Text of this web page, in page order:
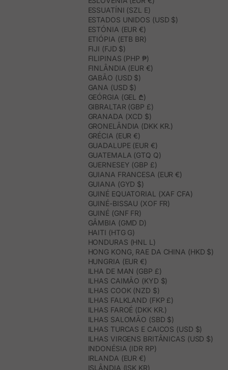
ESSUATÍNI (SZL E)
ESTADOS UNIDOS (USD $)
ESTÓNIA (EUR €)
ETIÓPIA (ETB BR)
FIJI (FJD $)
FILIPINAS (PHP ₱)
FINLÂNDIA (EUR €)
GABÃO (USD $)
GANA (USD $)
GEÓRGIA (GEL ₾)
GIBRALTAR (GBP £)
GRANADA (XCD $)
GRONELÂNDIA (DKK KR.)
GRÉCIA (EUR €)
GUADALUPE (EUR €)
GUATEMALA (GTQ Q)
GUERNESEY (GBP £)
GUIANA FRANCESA (EUR €)
GUIANA (GYD $)
GUINÉ EQUATORIAL (XAF CFA)
GUINÉ-BISSAU (XOF FR)
GUINÉ (GNF FR)
GÂMBIA (GMD D)
HAITI (HTG G)
HONDURAS (HNL L)
HONG KONG, RAE DA CHINA (HKD $)
HUNGRIA (EUR €)
ILHA DE MAN (GBP £)
ILHAS CAIMÃO (KYD $)
ILHAS COOK (NZD $)
ILHAS FALKLAND (FKP £)
ILHAS FAROÉ (DKK KR.)
ILHAS SALOMÃO (SBD $)
ILHAS TURCAS E CAICOS (USD $)
ILHAS VIRGENS BRITÂNICAS (USD $)
INDONÉSIA (IDR RP)
IRLANDA (EUR €)
ISLÂNDIA (ISK KR)